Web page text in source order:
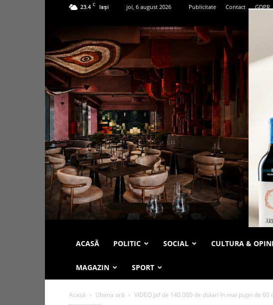
23.4 C Iași joi, 6 august 2026 Publicitate Contact GDPR
ACASĂ POLITIC SOCIAL CULTURA &
MAGAZIN SPORT
Acasă Ultima oră VIDEO Jaf de 140.000 de dolari în mai puțin de 60